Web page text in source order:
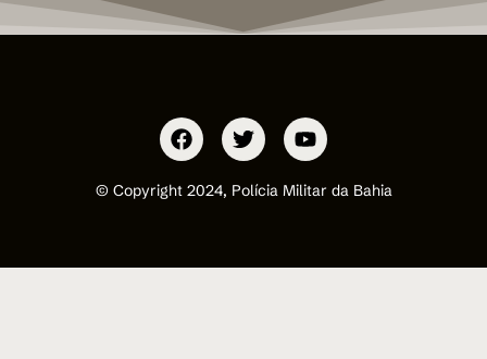
© Copyright 2024, Polícia Militar da Bahia